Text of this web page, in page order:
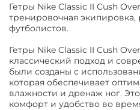
Гетры Nike Classic II Cush
тренировочная экипировка,
футболистов.
Гетры Nike Classic II Cush
классический подход и
были созданы с
которая обеспечивает
влажности и дренаж ног.
комфорт и удобство во